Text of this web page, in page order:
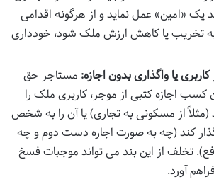
یک «امین» عمل نماید و از هرگونه اقدامی
تخریب یا کاهش ارزش ملک شود، خودداری
یا واگذاری بدون اجازه: مستاجر حق
کسب اجازه کتبی از موجر، کاربری ملک را
(مثلاً از مسکونی به تجاری) یا آن را به شخص
کند (چه به صورت اجاره دست دوم و چه
تخلف از این بند می تواند موجبات فسخ
آورد.